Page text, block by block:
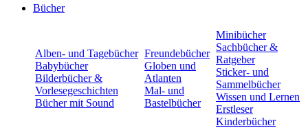
Bücher
Alben- und Tagebücher
Babybücher
Bilderbücher &
Vorlesegeschichten
Bücher mit Sound
Freundebücher
Globen und
Atlanten
Mal- und
Bastelbücher
Minibücher
Sachbücher &
Ratgeber
Sticker- und
Sammelbücher
Wissen und Lernen
Erstleser
Kinderbücher